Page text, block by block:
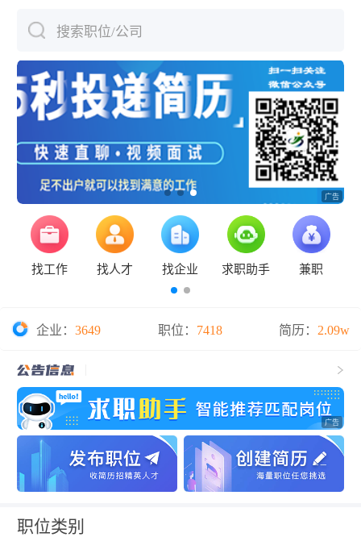
搜索职位/公司
找工作 找人才 找企业 求职助手 兼职
企业： 3649 职位： 7418 简历： 2.09w
职位类别